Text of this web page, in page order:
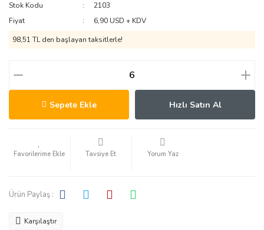
Stok Kodu
2103
Fiyat
6,90 USD + KDV
98,51 TL den başlayan taksitlerle!
Sepete Ekle Hızlı Satın Al
Tavsiye Et Yorum Yaz
Ürün Paylaş :
Karşılaştır